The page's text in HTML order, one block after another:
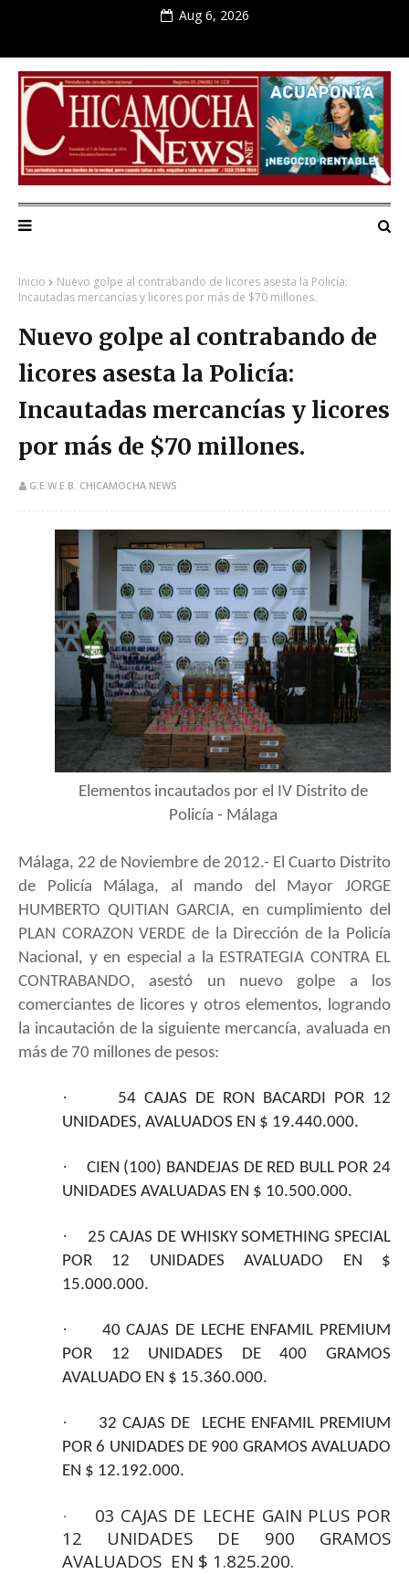
Aug 6, 2026
Inicio
Nuevo golpe al contrabando de licores asesta la Policía:
Incautadas mercancías y licores por más de $70 millones.
Nuevo golpe al contrabando de
licores asesta la Policía:
Incautadas mercancías y licores
por más de $70 millones.
G.E.W.E.B. CHICAMOCHA NEWS
Elementos incautados por el IV Distrito de
Policía - Málaga
Málaga, 22 de Noviembre de 2012.- El Cuarto Distrito
de Policía Málaga, al mando del Mayor JORGE
HUMBERTO QUITIAN GARCIA, en cumplimiento del
PLAN CORAZON VERDE de la Dirección de la Policía
Nacional, y en especial a la ESTRATEGIA CONTRA EL
CONTRABANDO, asestó un nuevo golpe a los
comerciantes de licores y otros elementos, logrando
la incautación de la siguiente mercancía, avaluada en
más de 70 millones de pesos:
·
54 CAJAS DE RON BACARDI POR 12
UNIDADES, AVALUADOS EN $ 19.440.000.
·
CIEN (100) BANDEJAS DE RED BULL POR 24
UNIDADES AVALUADAS EN $ 10.500.000.
·
25 CAJAS DE WHISKY SOMETHING SPECIAL
POR 12 UNIDADES AVALUADO EN $
15.000.000.
·
40 CAJAS DE LECHE ENFAMIL PREMIUM
POR 12 UNIDADES DE 400 GRAMOS
AVALUADO EN $ 15.360.000.
·
32 CAJAS DE LECHE ENFAMIL PREMIUM
POR 6 UNIDADES DE 900 GRAMOS AVALUADO
EN $ 12.192.000.
·
03 CAJAS DE LECHE GAIN PLUS POR
12 UNIDADES DE 900 GRAMOS
AVALUADOS EN $ 1.825.200.